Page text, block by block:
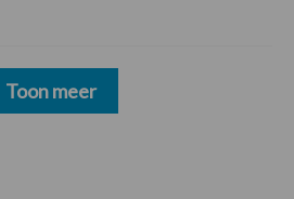
Toon meer